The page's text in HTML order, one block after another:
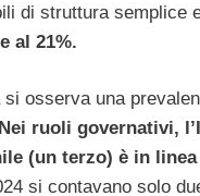
di struttura semplice
al 21%.
osserva una
Nei ruoli governativi,
(un terzo) è in
si contavano solo